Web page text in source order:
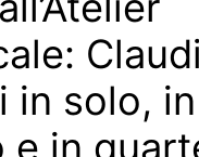
in solo,
e in